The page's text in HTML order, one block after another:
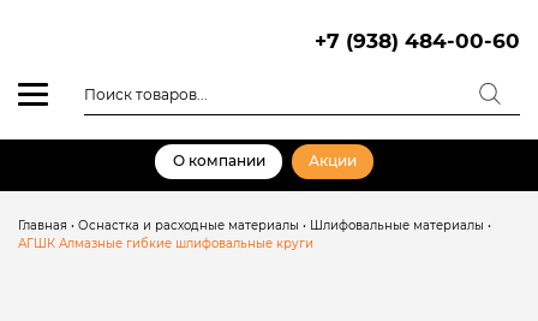
+7 (938) 484-00-60
товаров
О компании Акции
Главная • Оснастка и расходные материалы • Шлифовальные материалы •
АГШК Алмазные гибкие шлифовальные круги